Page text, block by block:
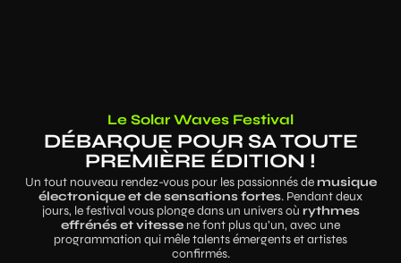
Le Solar Waves Festival
DÉBARQUE POUR SA TOUTE
PREMIÈRE ÉDITION !
Un tout nouveau rendez-vous pour les passionnés demusique
électronique et de sensations fortes. Pendant deux
jours, le festival vous plonge dans un univers où rythmes
effrénés et vitesse ne font plus qu’un, avec une
programmation qui mêle talents émergents et artistes
confirmés.